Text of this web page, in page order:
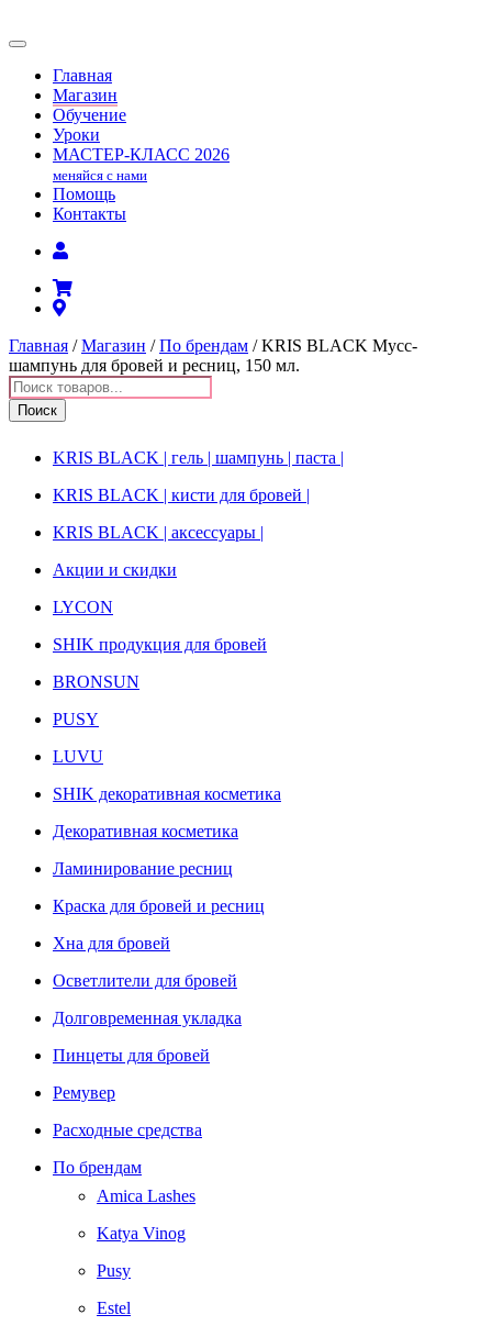
Главная
Магазин
Обучение
Уроки
МАСТЕР-КЛАСС 2026
меняйся с нами
Помощь
Контакты
Главная /Магазин /По брендам / KRIS BLACK Мусс-
шампунь для бровей и ресниц, 150 мл.
Поиск
товаров
Поиск
KRIS BLACK | гель | шампунь | паста |
KRIS BLACK | кисти для бровей |
KRIS BLACK | аксессуары |
Акции и скидки
LYCON
SHIK продукция для бровей
BRONSUN
PUSY
LUVU
SHIK декоративная косметика
Декоративная косметика
Ламинирование ресниц
Краска для бровей и ресниц
Хна для бровей
Осветлители для бровей
Долговременная укладка
Пинцеты для бровей
Ремувер
Расходные средства
По брендам
Amica Lashes
Katya Vinog
Pusy
Estel